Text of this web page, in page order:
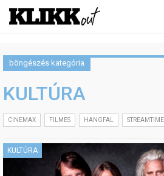
böngészés kategória
KULTÚRA
CINEMAX FILMES HANGFAL
KULTÚRA